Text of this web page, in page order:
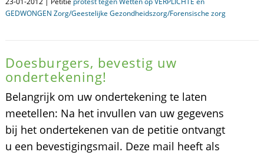
GEDWONGEN Zorg/Geestelijke Gezondheidszorg/Forensische zorg
Doesburgers, bevestig uw
ondertekening!
Belangrijk om uw ondertekening te laten
meetellen: Na het invullen van uw gegevens
bij het ondertekenen van de petitie ontvangt
u een bevestigingsmail. Deze mail heeft als